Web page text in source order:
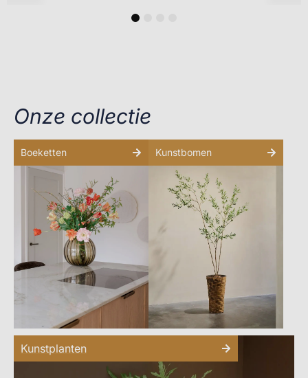
4
Onze collectie
Boeketten Kunstbomen
Kunstplanten